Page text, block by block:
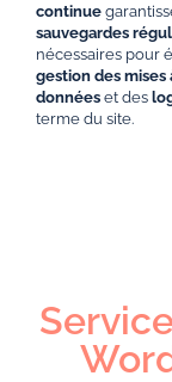
continue
sauvegardes
nécessaires pour
gestion des mises
données et des
terme du site.